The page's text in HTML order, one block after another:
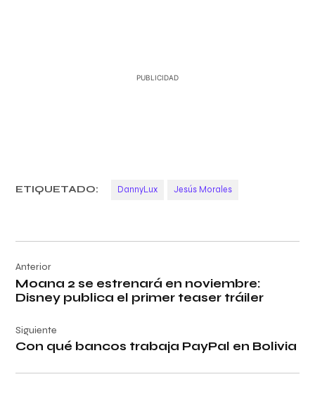
ETIQUETADO: DannyLux Jesús Morales
de
entradas
Anterior
Moana 2 se estrenará en noviembre:
Disney publica el primer teaser tráiler
Siguiente
Con qué bancos trabaja PayPal en Bolivia